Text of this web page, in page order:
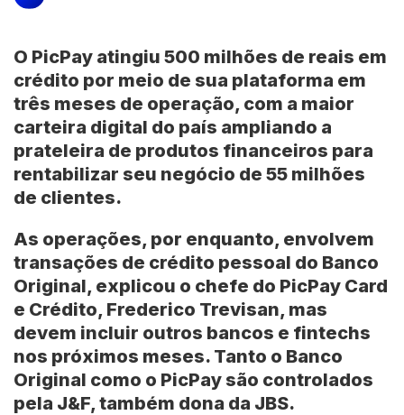
O PicPay atingiu 500 milhões de reais em
crédito por meio de sua plataforma em
três meses de operação, com a maior
carteira digital do país ampliando a
prateleira de produtos financeiros para
rentabilizar seu negócio de 55 milhões
de clientes.
As operações, por enquanto, envolvem
transações de crédito pessoal do Banco
Original, explicou o chefe do PicPay Card
e Crédito, Frederico Trevisan, mas
devem incluir outros bancos e fintechs
nos próximos meses. Tanto o Banco
Original como o PicPay são controlados
pela J&F, também dona da JBS.